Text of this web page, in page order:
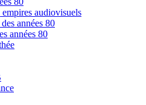
audiovisuels
années 80
années 80